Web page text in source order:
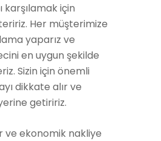
karşılamak için
Her müşterimize
yaparız ve
en uygun şekilde
Sizin için önemli
dikkate alır ve
getiririz.
ve ekonomik nakliye